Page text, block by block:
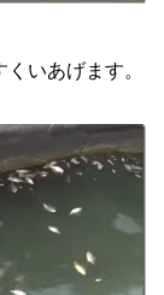
いあげます。